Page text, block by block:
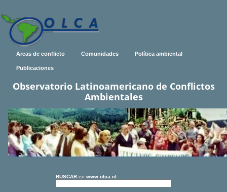
Areas de conflicto Comunidades Política ambiental
Publicaciones
Observatorio Latinoamericano de Conflictos
Ambientales
BUSCAR en www.olca.cl